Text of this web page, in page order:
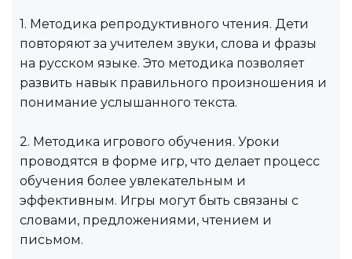
1. Методика репродуктивного чтения. Дети
повторяют за учителем звуки, слова и фразы
на русском языке. Это методика позволяет
развить навык правильного произношения и
понимание услышанного текста.
2. Методика игрового обучения. Уроки
проводятся в форме игр, что делает процесс
обучения более увлекательным и
эффективным. Игры могут быть связаны с
словами, предложениями, чтением и
письмом.